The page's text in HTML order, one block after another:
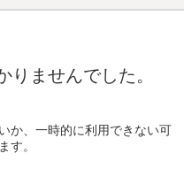
りませんでした。
か、一時的に利用できない可
す。